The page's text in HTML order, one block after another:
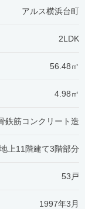
アルス横浜台町
2LDK
56.48㎡
4.98㎡
鉄筋コンクリート造
地上11階建て3階部分
53戸
1997年3月